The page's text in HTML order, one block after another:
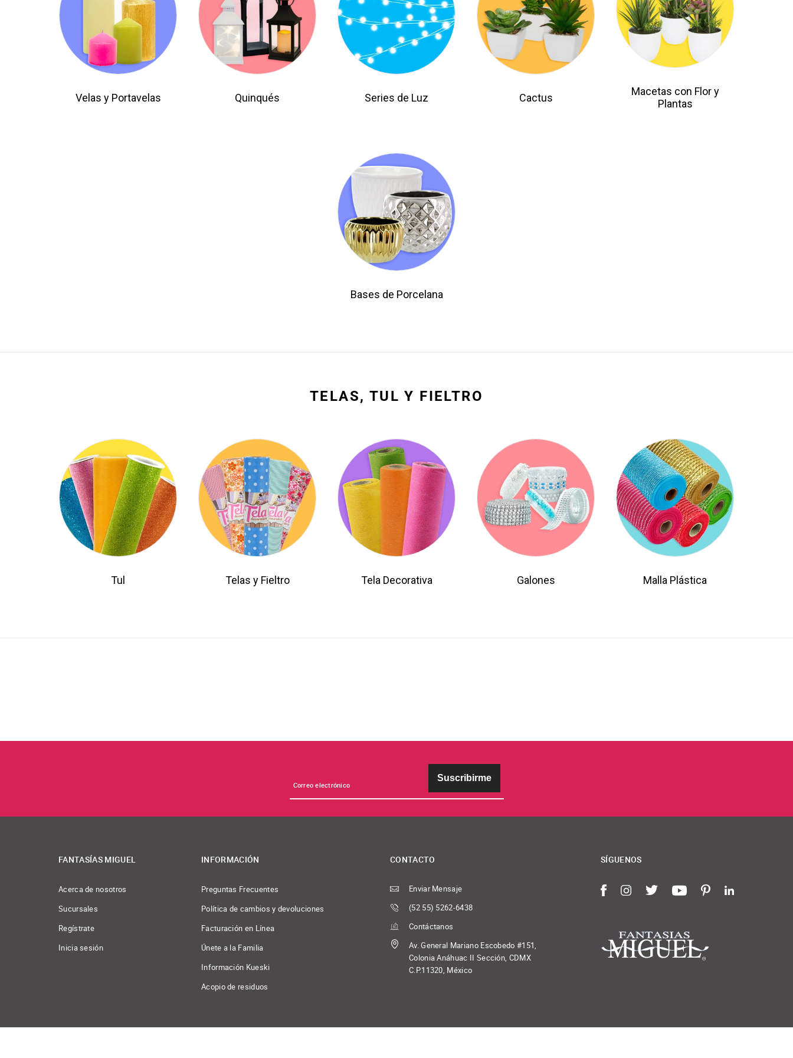
Velas y Portavelas Quinqués Series de Luz Cactus
Macetas con Flor y
Plantas
Bases de Porcelana
TELAS, TUL Y FIELTRO
Tul Telas y Fieltro Tela Decorativa Galones Malla Plástica
Suscribirme
FANTASÍAS MIGUEL
Acerca de nosotros
Sucursales
Regístrate
Inicia sesión
INFORMACIÓN
Preguntas Frecuentes
Política de cambios y devoluciones
Facturación en Línea
Únete a la Familia
Información Kueski
Acopio de residuos
CONTACTO
Enviar Mensaje
(52 55) 5262-6438
Contáctanos
Av. General Mariano Escobedo #151,
Colonia Anáhuac II Sección, CDMX
C.P.11320, México
SÍGUENOS
FacebookInstagramTwitterYouTubePinterestLinkedIn